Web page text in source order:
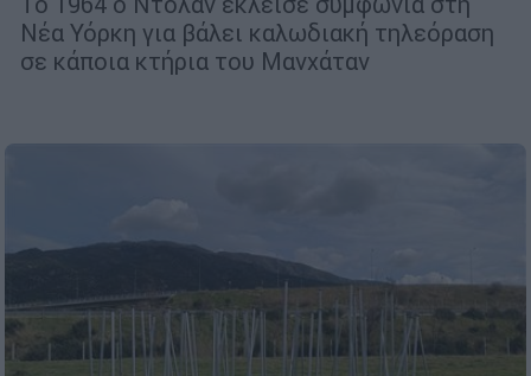
Νέα Υόρκη για βάλει καλωδιακή τηλεόραση
σε κάποια κτήρια του Μανχάταν